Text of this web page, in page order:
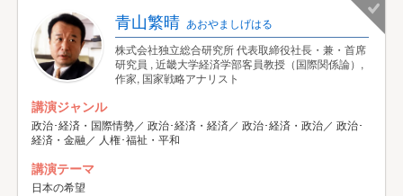
青山繁晴 あおやましげはる
株式会社独立総合研究所 代表取締役社長・兼・首席
研究員 , 近畿大学経済学部客員教授（国際関係論）,
作家, 国家戦略アナリスト
講演ジャンル
政治･経済・国際情勢／ 政治･経済・経済／ 政治･経済・政治／ 政治･
経済・金融／ 人権･福祉・平和
講演テーマ
日本の希望